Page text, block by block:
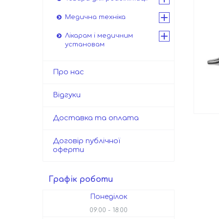
Медична техніка
Лікарам і медичним
установам
Про нас
Відгуки
Доставка та оплата
Договір публічної
оферти
Графік роботи
Понеділок
09:00 18:00